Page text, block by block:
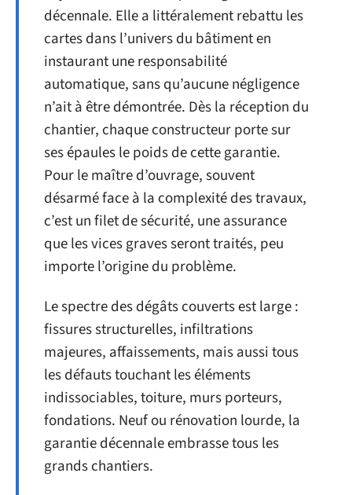
décennale. Elle a littéralement rebattu les
cartes dans l’univers du bâtiment en
instaurant une responsabilité
automatique, sans qu’aucune négligence
n’ait à être démontrée. Dès la réception du
chantier, chaque constructeur porte sur
ses épaules le poids de cette garantie.
Pour le maître d’ouvrage, souvent
désarmé face à la complexité des travaux,
c’est un filet de sécurité, une assurance
que les vices graves seront traités, peu
importe l’origine du problème.
Le spectre des dégâts couverts est large :
fissures structurelles, infiltrations
majeures, affaissements, mais aussi tous
les défauts touchant les éléments
indissociables, toiture, murs porteurs,
fondations. Neuf ou rénovation lourde, la
garantie décennale embrasse tous les
grands chantiers.